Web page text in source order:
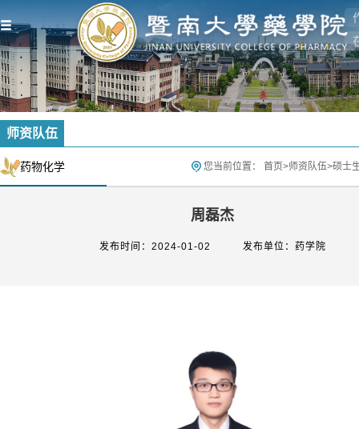
师资队伍
药物化学 您当前位置： 首页>师资队伍>硕士
周磊杰
发布时间：2024-01-02 发布单位：药学院